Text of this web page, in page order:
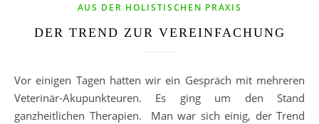
AUS DER HOLISTISCHEN PRAXIS
DER TREND ZUR VEREINFACHUNG
Vor einigen Tagen hatten wir ein Gespräch mit mehreren
Veterinär-Akupunkteuren. Es ging um den Stand
ganzheitlichen Therapien. Man war sich einig, der Trend